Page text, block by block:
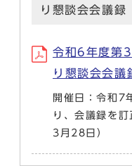
り懇談会会議録
令和6年度第3
り懇談会会議
開催日：令和
り、会議録を
3月28日）